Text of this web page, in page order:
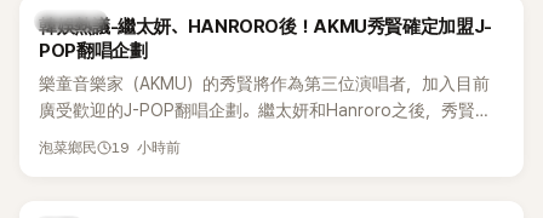
為第五代女團中極具辨識度的新生代代表之一。
熱議討論
韓娛熱議-繼太妍、HANRORO後！AKMU秀賢確定加盟J-
POP翻唱企劃
樂童音樂家（AKMU）的秀賢將作為第三位演唱者，加入目前
廣受歡迎的J-POP翻唱企劃。繼太妍和Hanroro之後，秀賢已
獲選為第三首翻唱歌曲的主唱，並於近期完成錄音。
泡菜鄉民 19 小時前